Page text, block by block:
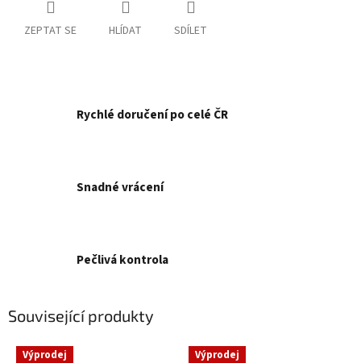
ZEPTAT SE HLÍDAT SDÍLET
Rychlé doručení po celé ČR
Snadné vrácení
Pečlivá kontrola
Související produkty
Výprodej Výprodej